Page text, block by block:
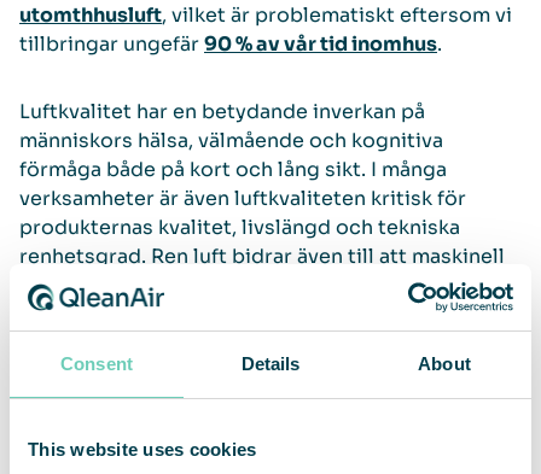
Consent Details About
This website uses cookies
utomthhusluft, vilket är problematiskt eftersom vi
tillbringar ungefär90 % av vår tid inomhus.
Luftkvalitet har en betydande inverkan på
människors hälsa, välmående och kognitiva
förmåga både på kort och lång sikt. I många
verksamheter är även luftkvaliteten kritisk för
produkternas kvalitet, livslängd och tekniska
renhetsgrad. Ren luft bidrar även till att maskinell
utrustning fungerar bättre, håller längre och kräver
mindre service. QleanAir tillhandahåller
professionella och offentliga utrymmen.
Read more